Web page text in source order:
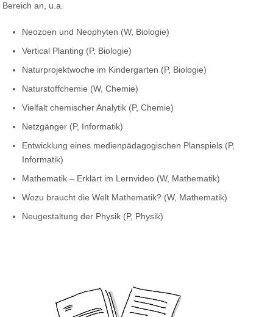
Bereich an, u.a.
Neozoen und Neophyten (W, Biologie)
Vertical Planting (P, Biologie)
Naturprojektwoche im Kindergarten (P, Biologie)
Naturstoffchemie (W, Chemie)
Vielfalt chemischer Analytik (P, Chemie)
Netzgänger (P, Informatik)
Entwicklung eines medienpädagogischen Planspiels (P,
Informatik)
Mathematik – Erklärt im Lernvideo (W, Mathematik)
Wozu braucht die Welt Mathematik? (W, Mathematik)
Neugestaltung der Physik (P, Physik)